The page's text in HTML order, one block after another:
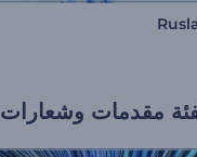
مقدمات وشعارات